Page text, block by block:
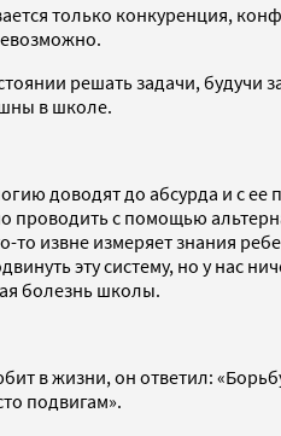
только конкуренция,
решать задачи, будучи
в школе.
доводят до абсурда и с
проводить с помощью
извне измеряет знания
эту систему, но у нас
болезнь школы.
в жизни, он ответил:
подвигам».